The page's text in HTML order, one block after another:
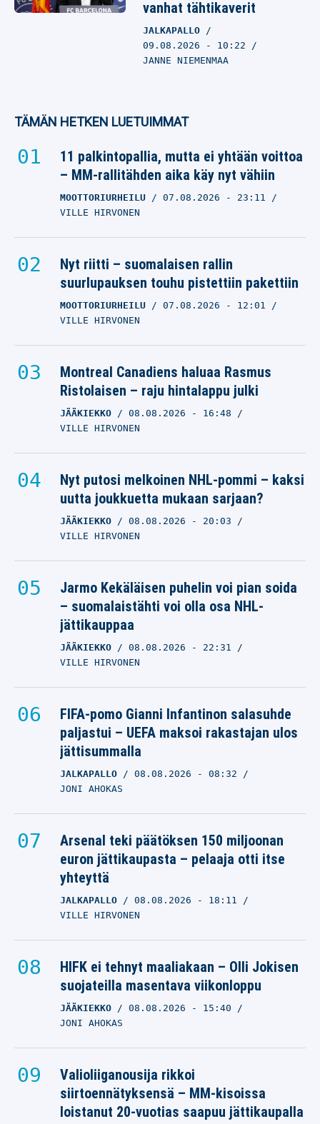
vanhat tähtikaverit
JALKAPALLO
09.08.2026 - 10:22
JANNE NIEMENMAA
TÄMÄN HETKEN LUETUIMMAT
11 palkintopallia, mutta ei yhtään voittoa
– MM-rallitähden aika käy nyt vähiin
MOOTTORIURHEILU 07.08.2026 - 23:11
VILLE HIRVONEN
Nyt riitti – suomalaisen rallin
suurlupauksen touhu pistettiin pakettiin
MOOTTORIURHEILU 07.08.2026 - 12:01
VILLE HIRVONEN
Montreal Canadiens haluaa Rasmus
Ristolaisen – raju hintalappu julki
JÄÄKIEKKO 08.08.2026 - 16:48
VILLE HIRVONEN
Nyt putosi melkoinen NHL-pommi – kaksi
uutta joukkuetta mukaan sarjaan?
JÄÄKIEKKO 08.08.2026 - 20:03
VILLE HIRVONEN
Jarmo Kekäläisen puhelin voi pian soida
– suomalaistähti voi olla osa NHL-
jättikauppaa
JÄÄKIEKKO 08.08.2026 - 22:31
VILLE HIRVONEN
FIFA-pomo Gianni Infantinon salasuhde
paljastui – UEFA maksoi rakastajan ulos
jättisummalla
JALKAPALLO 08.08.2026 - 08:32
JONI AHOKAS
Arsenal teki päätöksen 150 miljoonan
euron jättikaupasta – pelaaja otti itse
yhteyttä
JALKAPALLO 08.08.2026 - 18:11
VILLE HIRVONEN
HIFK ei tehnyt maaliakaan – Olli Jokisen
suojateilla masentava viikonloppu
JÄÄKIEKKO 08.08.2026 - 15:40
JONI AHOKAS
Valioliiganousija rikkoi
siirtoennätyksensä – MM-kisoissa
loistanut 20-vuotias saapuu jättikaupalla